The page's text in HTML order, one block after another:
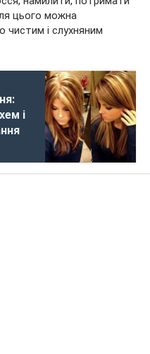
цього можна
і слухняним
і